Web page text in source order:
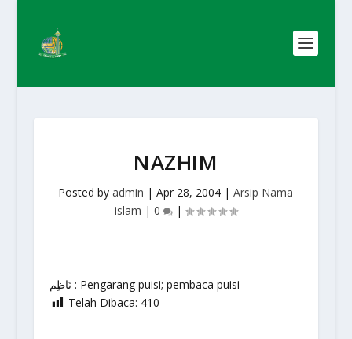
NAZHIM
Posted byadmin |Apr 28, 2004 |Arsip Nama
islam | 0 |
نَاظِم : Pengarang puisi; pembaca puisi
Telah Dibaca: 410